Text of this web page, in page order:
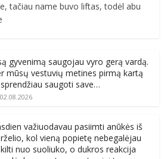
tačiau name buvo liftas, todėl abu
gyvenimą saugojau vyro gerą vardą.
mūsų vestuvių metines pirmą kartą
saugoti save…
02.08.2026
važiuodavau pasiimti anūkės iš
kol vieną popietę nebegalėjau
nuo suoliuko, o dukros reakcija